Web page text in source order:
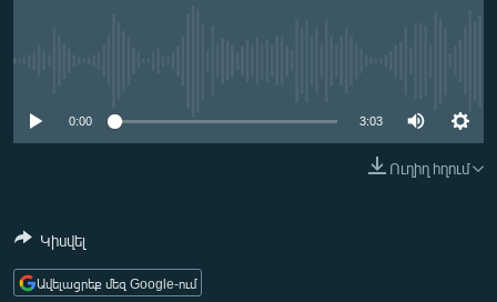
ՄԻՋԱԶԳԱՅԻՆ
ՄՇԱԿՈՒՅԹ
ՄԵԿՆԱԲԱՆՈՒԹՅՈՒՆ
ՏՏ ԵՒ ԻՆՏԵՐՆԵՏ
0:00 3:03
Ուղիղ հղում
Կիսվել
Ավելացրեք մեզ Google-ում